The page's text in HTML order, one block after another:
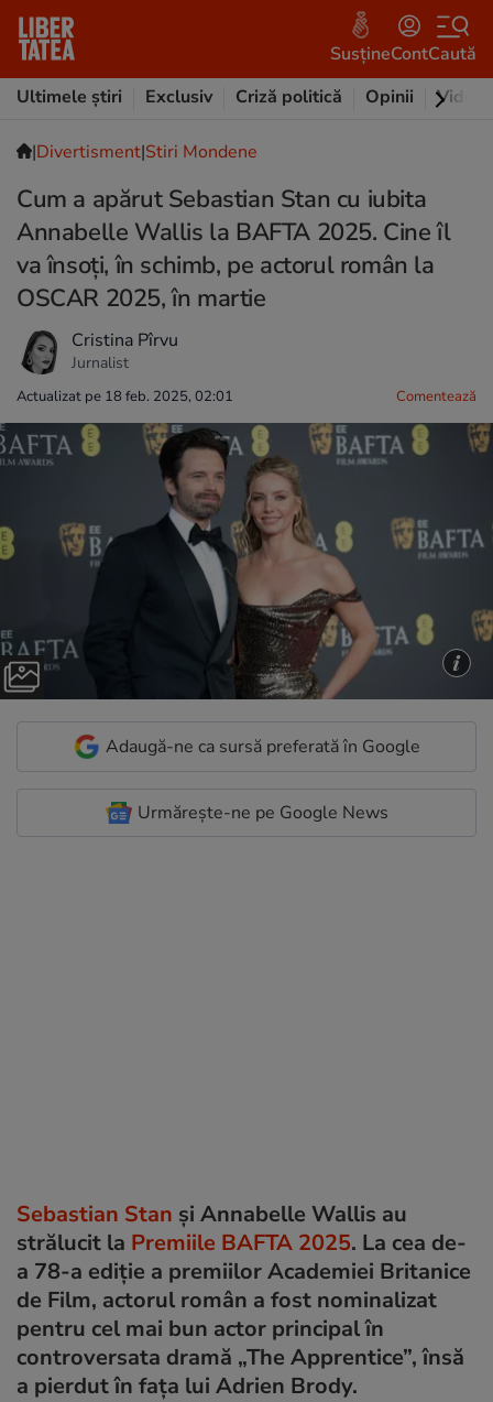
SusțineContCaută
Ultimele știri
Exclusiv Criză politică Opinii Video
|Divertisment|Stiri Mondene
Cum a apărut Sebastian Stan cu iubita
Annabelle Wallis la BAFTA 2025. Cine îl
va însoți, în schimb, pe actorul român la
OSCAR 2025, în martie
Cristina Pîrvu
Jurnalist
Actualizat pe 18 feb. 2025, 02:01 Comentează
Adaugă-ne ca sursă preferată în Google
Urmărește-ne pe Google News
Sebastian Stan și Annabelle Wallis au
strălucit la Premiile BAFTA 2025. La cea de-
a 78-a ediție a premiilor Academiei Britanice
de Film, actorul român a fost nominalizat
pentru cel mai bun actor principal în
controversata dramă „The Apprentice”, însă
a pierdut în fața lui Adrien Brody.